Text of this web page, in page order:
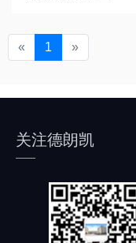
« 1 »
关注德朗凯